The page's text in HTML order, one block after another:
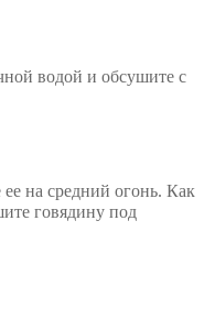
водой и обсушите с
на средний огонь. Как
говядину под